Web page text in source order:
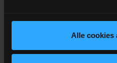
Alle cookies
FAKRO ARF NL I 265